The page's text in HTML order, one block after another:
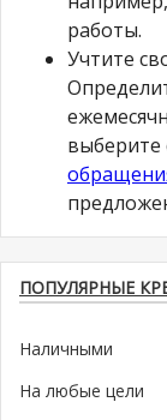
работы.
Учтите
выберите
ПОПУЛЯРНЫЕ
Наличными
На любые цели